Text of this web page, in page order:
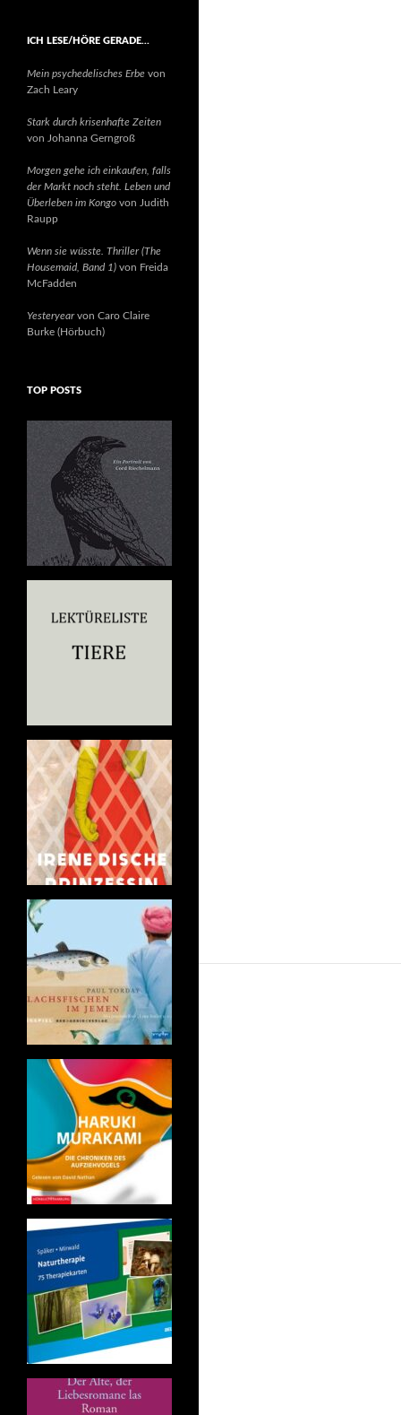
ICH LESE/HÖRE GERADE…
Mein psychedelisches Erbe von
Zach Leary
Stark durch krisenhafte Zeiten
von Johanna Gerngroß
Morgen gehe ich einkaufen, falls
der Markt noch steht. Leben und
Überleben im Kongo von Judith
Raupp
Wenn sie wüsste. Thriller (The
Housemaid, Band 1) von Freida
McFadden
Yesteryearvon Caro Claire
Burke (Hörbuch)
TOP POSTS